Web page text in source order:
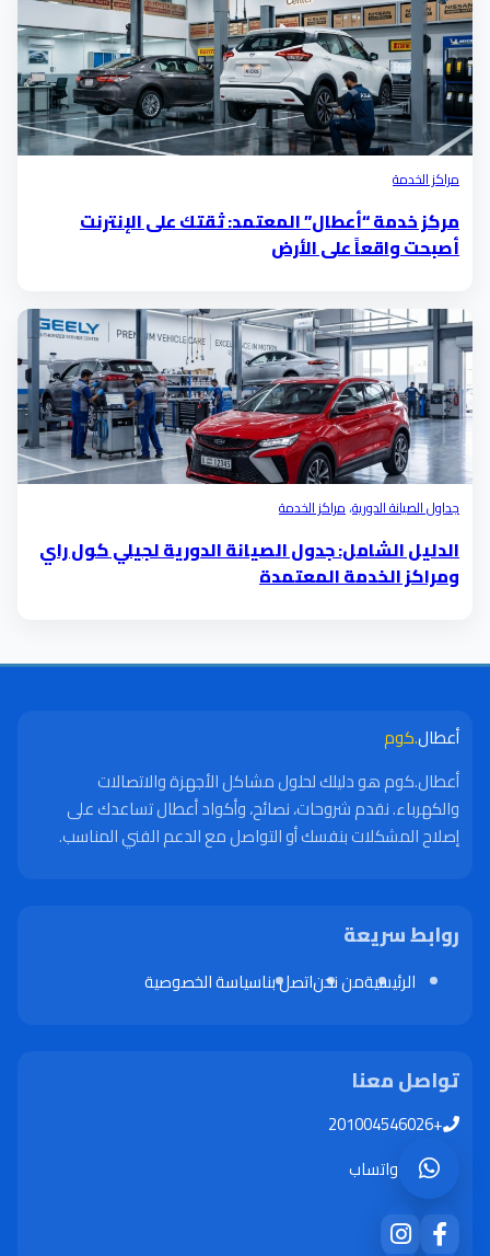
مراكز الخدمة
مركز خدمة “أعطال” المعتمد: ثقتك على الإنترنت
أصبحت واقعاً على الأرض
جداول الصيانة الدورية،مراكز الخدمة
الدليل الشامل: جدول الصيانة الدورية لجيلي كول راي
ومراكز الخدمة المعتمدة
أعطال.كوم
أعطال.كوم هو دليلك لحلول مشاكل الأجهزة والاتصالات
والكهرباء. نقدم شروحات، نصائح، وأكواد أعطال تساعدك على
إصلاح المشكلات بنفسك أو التواصل مع الدعم الفني المناسب.
روابط سريعة
الرئيسيةمن نحناتصل بناسياسة الخصوصية
تواصل معنا
+201004546026
واتساب